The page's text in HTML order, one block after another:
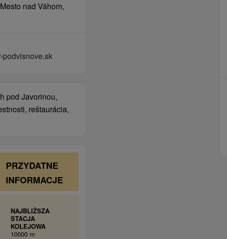
nad Váhom,
podvisnove.sk
pod Javorinou,
reštaurácia,
PRZYDATNE
INFORMACJE
NAJBLIŻSZA
STACJA
KOLEJOWA
10000 m